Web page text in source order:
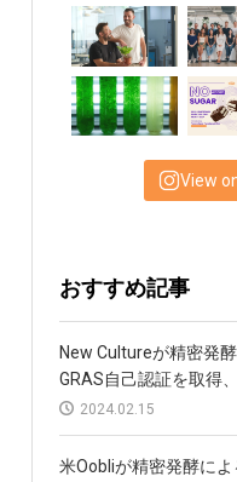
View
おすすめ記事
New Cultureが精密発
GRAS自己認証を取得
2024.02.15
米Oobliが精密発酵に